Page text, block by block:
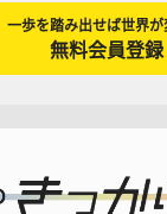
一歩を踏み出せば世界が
無料会員登録